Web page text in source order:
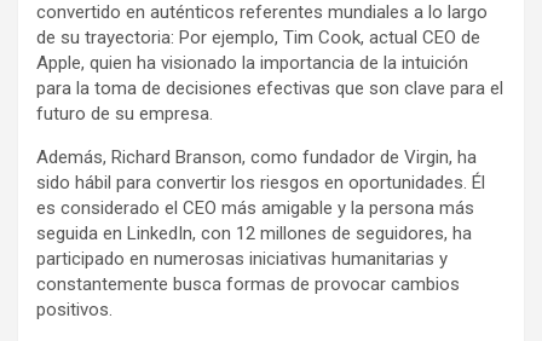
convertido en auténticos referentes mundiales a lo largo
de su trayectoria: Por ejemplo, Tim Cook, actual CEO de
Apple, quien ha visionado la importancia de la intuición
para la toma de decisiones efectivas que son clave para el
futuro de su empresa.
Además, Richard Branson, como fundador de Virgin, ha
sido hábil para convertir los riesgos en oportunidades. Él
es considerado el CEO más amigable y la persona más
seguida en LinkedIn, con 12 millones de seguidores, ha
participado en numerosas iniciativas humanitarias y
constantemente busca formas de provocar cambios
positivos.